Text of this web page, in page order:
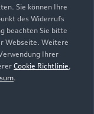
Sie können Ihre
des Widerrufs
beachten Sie bitte
Webseite. Weitere
Ihrer
Cookie Richtlinie,
.